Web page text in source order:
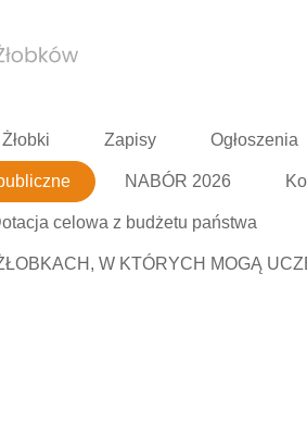
Żłobki Zapisy Ogłoszenia
NABÓR 2026
celowa z budżetu państwa
W KTÓRYCH MOGĄ